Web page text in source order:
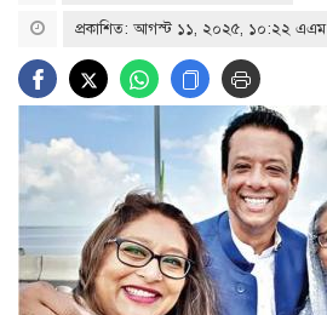
প্রকাশিত: আগস্ট ১১, ২০২৫, ১০:২২ এএম